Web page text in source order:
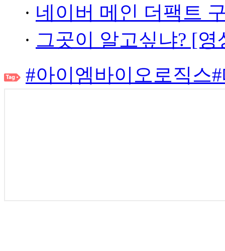
· 네이버 메인 더팩트
· 그곳이 알고싶냐? [
#아이엠바이오로직스